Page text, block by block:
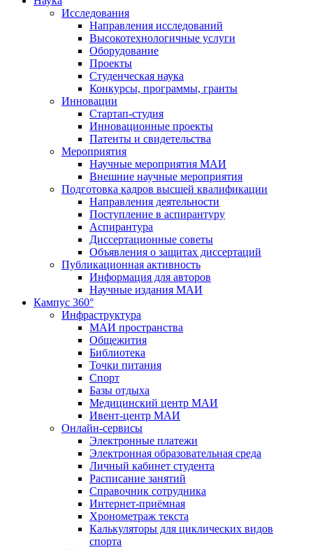
Исследования
Направления исследований
Высокотехнологичные услуги
Оборудование
Проекты
Студенческая наука
Конкурсы, программы, гранты
Инновации
Стартап-студия
Инновационные проекты
Патенты и свидетельства
Мероприятия
Научные мероприятия МАИ
Внешние научные мероприятия
Подготовка кадров высшей квалификации
Направления деятельности
Поступление в аспирантуру
Аспирантура
Диссертационные советы
Объявления о защитах диссертаций
Публикационная активность
Информация для авторов
Научные издания МАИ
Кампус 360°
Инфраструктура
МАИ пространства
Общежития
Библиотека
Точки питания
Спорт
Базы отдыха
Медицинский центр МАИ
Ивент-центр МАИ
Онлайн-сервисы
Электронные платежи
Электронная образовательная среда
Личный кабинет студента
Расписание занятий
Справочник сотрудника
Интернет-приёмная
Хронометраж текста
Калькуляторы для циклических видов
спорта